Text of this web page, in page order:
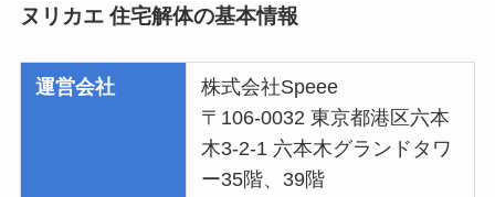
ヌリカエ 住宅解体の基本情報
運営会社
株式会社Speee
〒106-0032 東京都港区六本
木3-2-1 六本木グランドタワ
ー35階、39階